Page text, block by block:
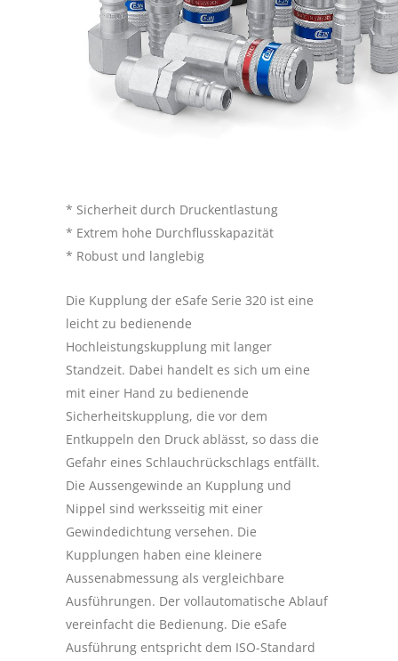
* Sicherheit durch Druckentlastung
* Extrem hohe Durchflusskapazität
* Robust und langlebig
Die Kupplung der eSafe Serie 320 ist eine
leicht zu bedienende
Hochleistungskupplung mit langer
Standzeit. Dabei handelt es sich um eine
mit einer Hand zu bedienende
Sicherheitskupplung, die vor dem
Entkuppeln den Druck ablässt, so dass die
Gefahr eines Schlauchrückschlags entfällt.
Die Aussengewinde an Kupplung und
Nippel sind werksseitig mit einer
Gewindedichtung versehen. Die
Kupplungen haben eine kleinere
Aussenabmessung als vergleichbare
Ausführungen. Der vollautomatische Ablauf
vereinfacht die Bedienung. Die eSafe
Ausführung entspricht dem ISO-Standard